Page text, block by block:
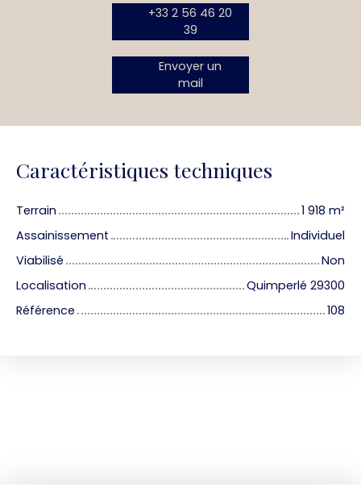
+33 2 56 46 20
39
Envoyer un
mail
Caractéristiques techniques
Terrain 1 918 m²
Assainissement
Individuel
Viabilisé
Non
Localisation
Quimperlé 29300
Référence
108